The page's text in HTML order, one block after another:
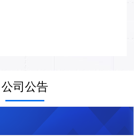
公司公告